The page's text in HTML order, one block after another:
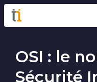
OSI : le
Sécurité